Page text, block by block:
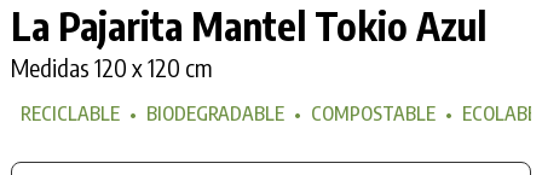
La Pajarita Mantel Tokio Azul
Medidas 120 x 120 cm
RECICLABLE • BIODEGRADABLE • COMPOSTABLE •